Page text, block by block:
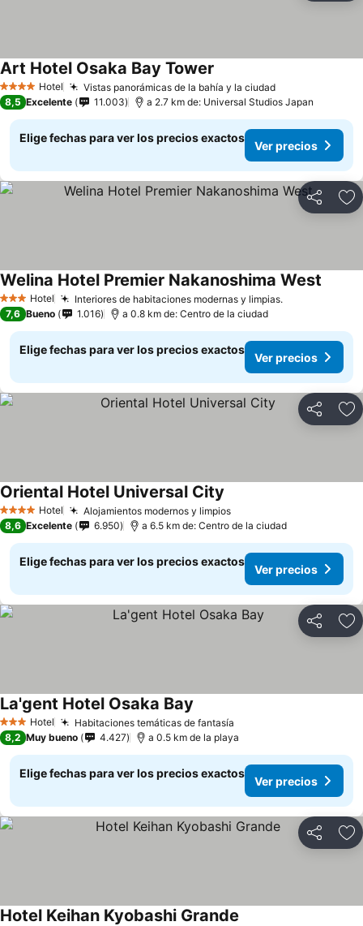
4 EstrellasHotel Vistas panorámicas de la bahía y la ciudad
Art Hotel Osaka Bay Tower
8,5 Excelente 11.003 a 2.7 km de: Universal Studios Japan
Elige fechas para ver los precios exactos
Ver precios
Compartir
3 Estrellas
Hotel Interiores de habitaciones modernas y limpias.
Welina Hotel Premier Nakanoshima West
7,6 Bueno 1.016 a 0.8 km de: Centro de la ciudad
Elige fechas para ver los precios exactos
Ver precios
Compartir
4 EstrellasHotel Alojamientos modernos y limpios
Oriental Hotel Universal City
8,6 Excelente 6.950 a 6.5 km de: Centro de la ciudad
Elige fechas para ver los precios exactos
Ver precios
Compartir
3 Estrellas
Hotel Habitaciones temáticas de fantasía
La'gent Hotel Osaka Bay
8,2 Muy bueno 4.427 a 0.5 km de la playa
Elige fechas para ver los precios exactos
Ver precios
Compartir
Hotel Keihan Kyobashi Grande